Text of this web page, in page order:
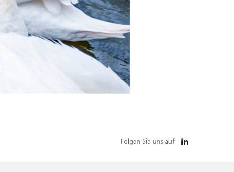
Folgen Sie uns auf